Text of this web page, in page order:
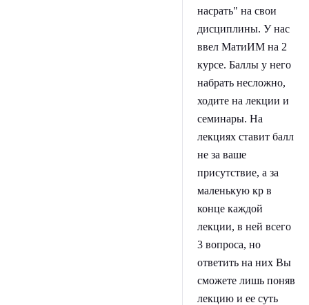
насрать" на свои
дисциплины. У нас
ввел МатиИМ на 2
курсе. Баллы у него
набрать несложно,
ходите на лекции и
семинары. На
лекциях ставит балл
не за ваше
присутствие, а за
маленькую кр в
конце каждой
лекции, в ней всего
3 вопроса, но
ответить на них Вы
сможете лишь поняв
лекцию и ее суть